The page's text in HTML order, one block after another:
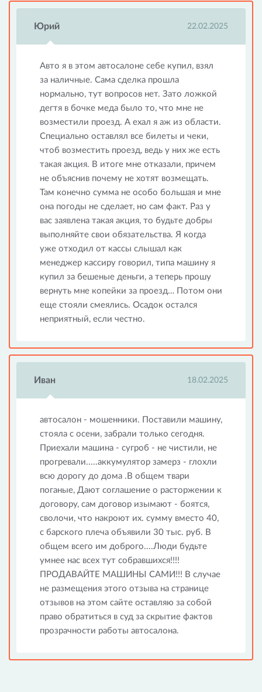
Юрий 22.02.2025
Авто я в этом автосалоне себе купил, взял
за наличные. Сама сделка прошла
нормально, тут вопросов нет. Зато ложкой
дегтя в бочке меда было то, что мне не
возместили проезд. А ехал я аж из области.
Специально оставлял все билеты и чеки,
чтоб возместить проезд, ведь у них же есть
такая акция. В итоге мне отказали, причем
не объяснив почему не хотят возмещать.
Там конечно сумма не особо большая и мне
она погоды не сделает, но сам факт. Раз у
вас заявлена такая акция, то будьте добры
выполняйте свои обязательства. Я когда
уже отходил от кассы слышал как
менеджер кассиру говорил, типа машину я
купил за бешеные деньги, а теперь прошу
вернуть мне копейки за проезд… Потом они
еще стояли смеялись. Осадок остался
неприятный, если честно.
Иван 18.02.2025
автосалон - мошенники. Поставили машину,
стояла с осени, забрали только сегодня.
Приехали машина - сугроб - не чистили, не
прогревали.....аккумулятор замерз - глохли
всю дорогу до дома .В общем твари
поганые, Дают соглашение о расторжении к
договору, сам договор изымают - боятся,
сволочи, что накроют их. сумму вместо 40,
с барского плеча объявили 30 тыс. руб. В
общем всего им доброго....Люди будьте
умнее нас всех тут собравшихся!!!!
ПРОДАВАЙТЕ МАШИНЫ САМИ!!! В случае
не размещения этого отзыва на странице
отзывов на этом сайте оставляю за собой
право обратиться в суд за скрытие фактов
прозрачности работы автосалона.